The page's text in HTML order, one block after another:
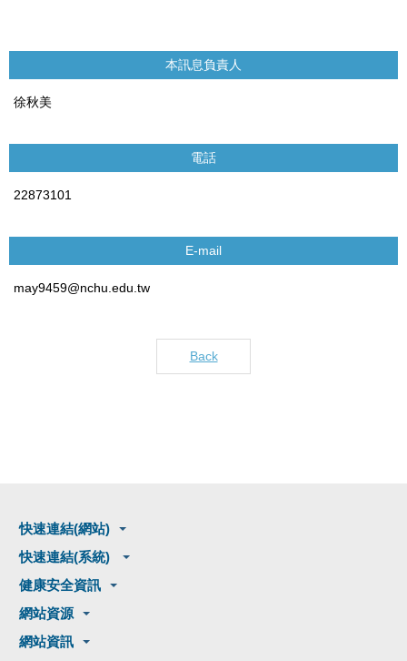
本訊息負責人
徐秋美
電話
22873101
E-mail
may9459@nchu.edu.tw
Back
快速連結(網站)
快速連結(系統)
健康安全資訊
網站資源
網站資訊